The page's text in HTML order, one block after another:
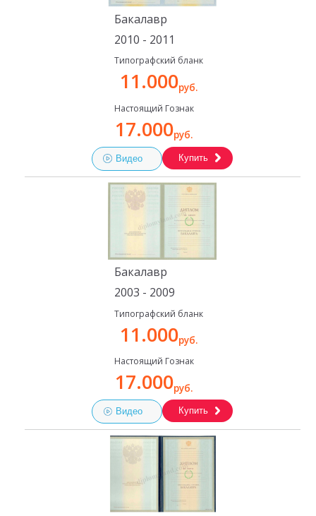
Бакалавр
2010 - 2011
Типографский бланк
11.000руб.
Настоящий Гознак
17.000руб.
Видео Купить
Бакалавр
2003 - 2009
Типографский бланк
11.000руб.
Настоящий Гознак
17.000руб.
Видео Купить